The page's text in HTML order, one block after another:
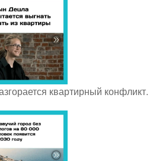
квартирный конфликт.